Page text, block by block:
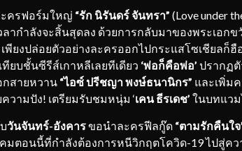
ครฟอร์มใหญ่ “รัก นิรันดร์ จันทรา” (Love under
ลากำลังจะสิ้นสุดลง ด้วยการกลับมาของพระเอก
เพียงปล่อยตัวอย่างละครออกไปกระแสโซเชียลก็
ทียบชั้นซีรีส์เกาหลีเลยทีเดียว ‘พ่อก็คือพ่อ’ ปรากฏตั
กสายหวาน “ไอซ์ ปรีชญา พงษ์ธนานิกร” และเพิ่ม
วามปัง! เตรียมรับชมหนุ่ม ‘เคน ธีรเดช’ ในบทแวม
วันจันทร์-อังคารขอนำละครฟีลกู๊ด “ตามรักคืนใจ
มตอนนี้ที่กำลังต้องการหนีวิกฤตโควิด-19 ไปสู่คว